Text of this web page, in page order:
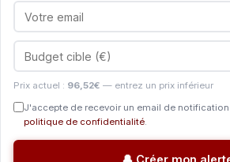
Prix actuel : 96,52€ — entrez un prix inférieur
J'accepte de recevoir un email de
politique de confidentialité.
🔔 Créer mon